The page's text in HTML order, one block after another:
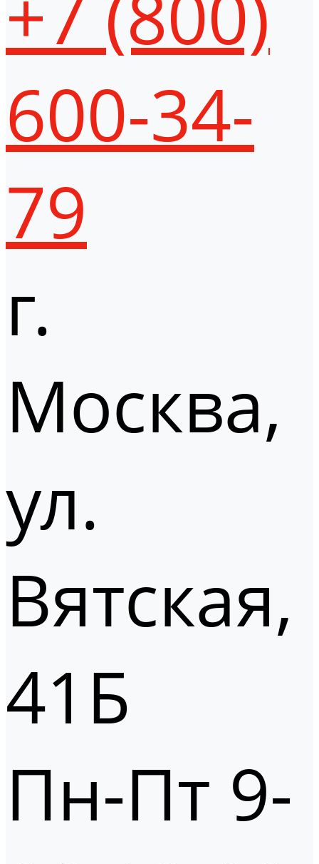
600-34-
79
г.
Москва,
ул.
Вятская,
41Б
Пн-Пт 9-